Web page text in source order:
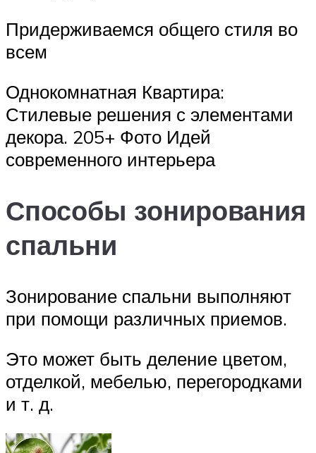
Придерживаемся общего стиля во
всем
Однокомнатная Квартира:
Стилевые решения с элементами
декора. 205+ Фото Идей
современного интерьера
Способы зонирования
спальни
Зонирование спальни выполняют
при помощи различных приемов.
Это может быть деление цветом,
отделкой, мебелью, перегородками
и т. д.